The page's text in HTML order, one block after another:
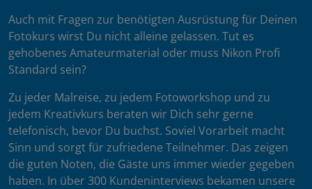
Auch mit Fragen zur benötigten Ausrüstung für Deinen
Fotokurs wirst Du nicht alleine gelassen. Tut es
gehobenes Amateurmaterial oder muss Nikon Profi
Standard sein?
Zu jeder Malreise, zu jedem Fotoworkshop und zu
jedem Kreativkurs beraten wir Dich sehr gerne
telefonisch, bevor Du buchst. Soviel Vorarbeit macht
Sinn und sorgt für zufriedene Teilnehmer. Das zeigen
die guten Noten, die Gäste uns immer wieder gegeben
haben. In über 300 Kundeninterviews bekamen unsere